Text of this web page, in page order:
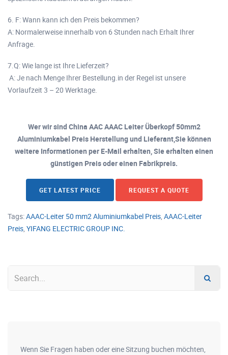
6. F: Wann kann ich den Preis bekommen?
A: Normalerweise innerhalb von 6 Stunden nach Erhalt Ihrer
Anfrage.
7.Q: Wie lange ist Ihre Lieferzeit?
A: Je nach Menge Ihrer Bestellung.in der Regel ist unsere
Vorlaufzeit 3 – 20 Werktage.
Wer wir sind China AAC AAAC Leiter Überkopf 50mm2
Aluminiumkabel Preis Herstellung und Lieferant,Sie können
weitere Informationen per E-Mail erhalten, Sie erhalten einen
günstigen Preis oder einen Fabrikpreis.
GET LATEST PRICE REQUEST A QUOTE
Tags:AAAC-Leiter 50 mm2 Aluminiumkabel Preis AAAC-Leiter
Preis YIFANG ELECTRIC GROUP INC.
Wenn Sie Fragen haben oder eine Sitzung buchen möchten,